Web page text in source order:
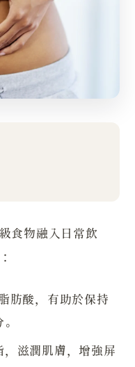
食物融入日常飲
肪酸，有助於保持
，滋潤肌膚，增強屏